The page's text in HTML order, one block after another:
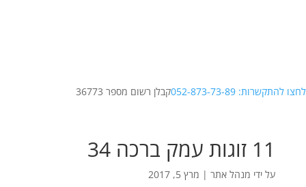
לחצו להתקשרות: 052-873-73-89 קבלן רשום מספר 36773
11 זוגות עמק ברכה 34
על ידי מנהל אתר| מרץ 5, 2017